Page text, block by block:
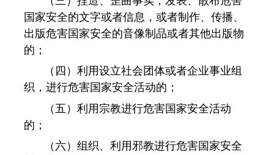
国家安全的文字或者信息，或者制作、传播、
出版危害国家安全的音像制品或者其他出版物
的；
（四）利用设立社会团体或者企业事业组
织，进行危害国家安全活动的；
（五）利用宗教进行危害国家安全活动
的；
（六）组织、利用邪教进行危害国家安全